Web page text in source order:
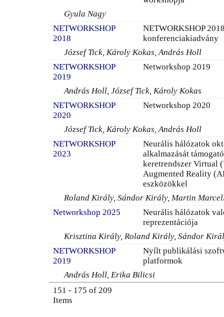
Gyula Nagy
NETWORKSHOP
2018
NETWORKSHOP
konferenciakiadvány
József Tick, Károly Kokas, András Holl
NETWORKSHOP
2019
Networkshop 2019
András Holl, József Tick, Károly Kokas
NETWORKSHOP
2020
Networkshop 2020
József Tick, Károly Kokas, András Holl
NETWORKSHOP
2023
Neurális hálózatok
alkalmazását támogató
keretrendszer Virtual
Augmented Reality
eszközökkel
Roland Király, Sándor Király, Martin
Networkshop 2025
Neurális hálózatok
reprezentációja
Krisztina Király, Roland Király, Sándor
NETWORKSHOP
2019
Nyílt publikálási
platformok
András Holl, Erika Bilicsi
151 - 175 of 209
Items